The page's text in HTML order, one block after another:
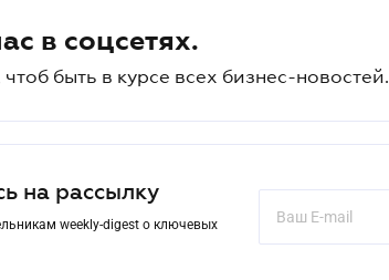
в соцсетях.
быть в курсе всех бизнес-новостей.
на рассылку
weekly-digest о ключевых